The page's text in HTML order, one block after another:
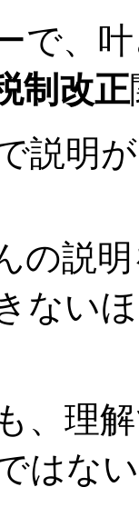
で、
制改正
説明
の説
ない
、理
はな